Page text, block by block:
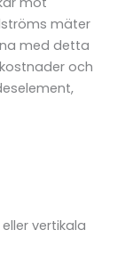
mäter
med detta
och
vertikala